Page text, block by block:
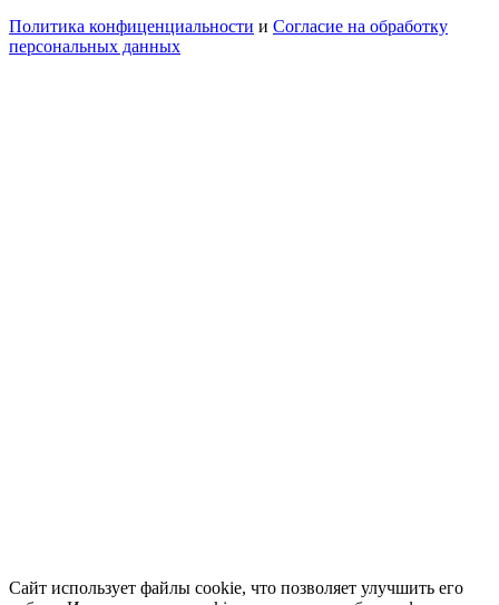
Политика конфиценциальности и Согласие на обработку
персональных данных
Сайт использует файлы cookie, что позволяет улучшить его